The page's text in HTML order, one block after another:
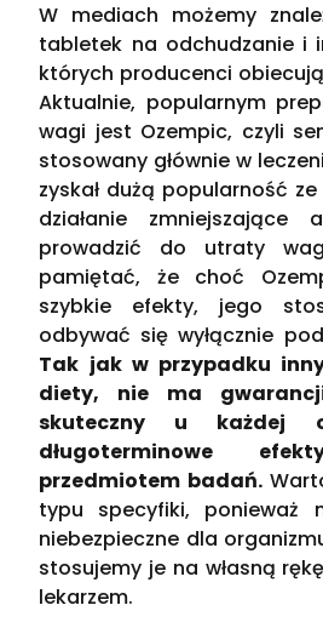
W mediach możemy
tabletek na odchudzanie i
których producenci
Aktualnie, popularnym
wagi jest Ozempic, czyli
stosowany głównie w
zyskał dużą popularność
działanie
prowadzić do utraty
pamiętać, że choć
szybkie efekty, jego
odbywać się wyłącznie
Tak jak w przypadku
diety, nie ma
skuteczny u każdej
długoterminowe
przedmiotem badań.
typu specyfiki, ponieważ
niebezpieczne dla
stosujemy je na własną
lekarzem.